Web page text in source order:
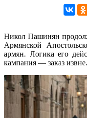
Никол Пашинян
Армянской
армян. Логика его
кампания — заказ извне.